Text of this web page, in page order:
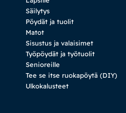
Säilytys
Pöydät ja tuolit
Matot
Sisustus ja valaisimet
Työpöydät ja työtuolit
Senioreille
Tee se itse ruokapöytä (DIY)
Ulkokalusteet